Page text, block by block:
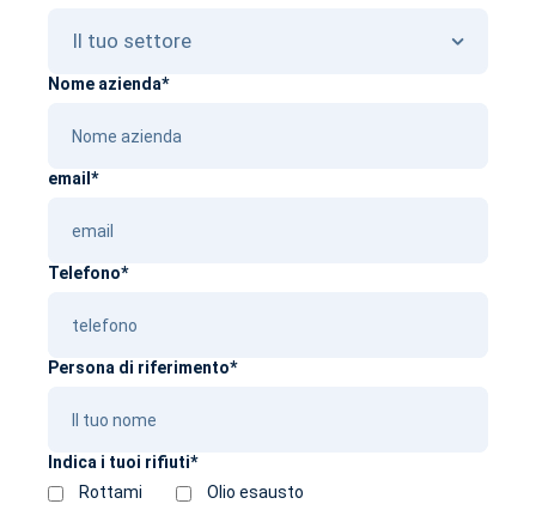
Nome azienda*
email*
Telefono*
Persona di riferimento*
Indica i tuoi rifiuti*
Rottami
Olio esausto